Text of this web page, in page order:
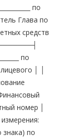
по
Глава по
средств
по
│ │
номер │
знака) по